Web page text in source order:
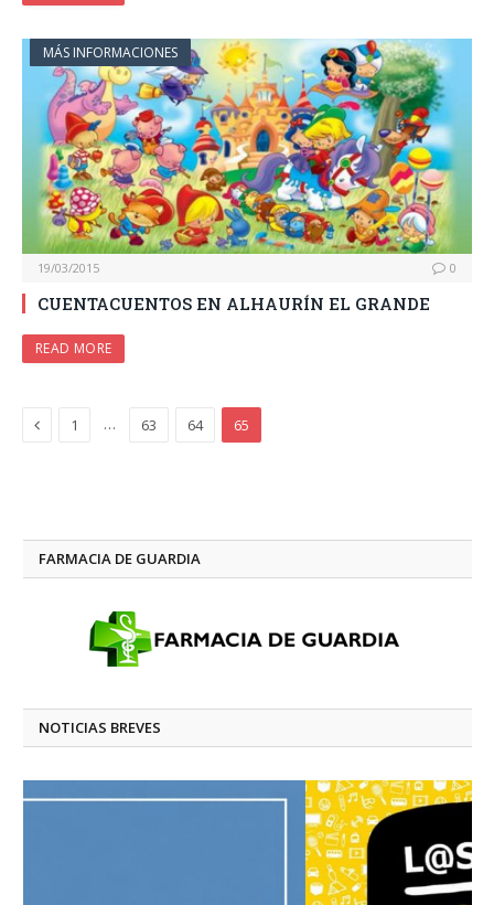
MÁS INFORMACIONES
19/03/2015 0
CUENTACUENTOS EN ALHAURÍN EL GRANDE
READ MORE
Previous
1 … 63 64 65
FARMACIA DE GUARDIA
NOTICIAS BREVES